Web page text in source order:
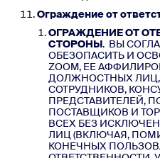
Ограждение от
ОГРАЖДЕНИЕ ОТ
СТОРОНЫ. ВЫ
ОБЕЗОПАСИТЬ И
ZOOM, ЕЕ
ДОЛЖНОСТНЫХ ЛИЦ,
СОТРУДНИКОВ,
ПРЕДСТАВИТЕЛЕЙ,
ПОСТАВЩИКОВ И
ВСЕХ БЕЗ
ЛИЦ (ВКЛЮЧАЯ,
КОНЕЧНЫХ